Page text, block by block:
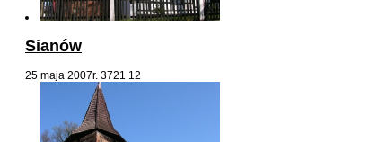
Sianów
25 maja 2007r. 3721 12